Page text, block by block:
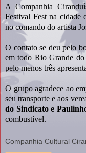
A Companhia
Festival Fest na cidade
no comando do artista
O contato se deu pelo
em todo Rio Grande do
pelo menos três
O grupo agradece ao
seu transporte e aos
do Sindicato e
combustível.
Companhia Cultural